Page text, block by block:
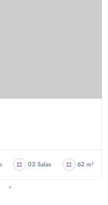
02 Salas 62 m²